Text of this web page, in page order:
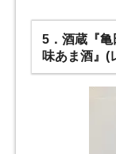
5．酒蔵『
味あま酒』